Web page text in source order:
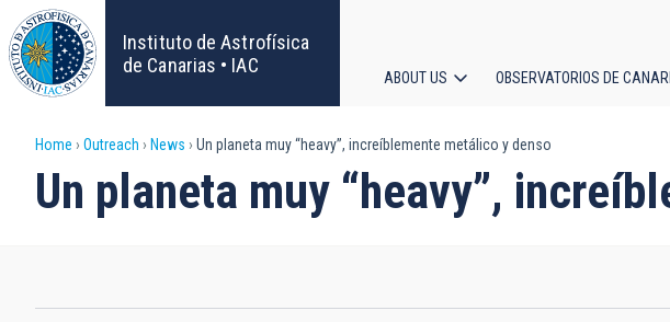
Skip
to
main
content
Instituto de Astrofísica
de Canarias • IAC
navigation
ABOUT US OBSERVATORIOS DE
Breadcrumb
Home Outreach News Un planeta muy “heavy”, increíblemente metálico y denso
Un planeta muy “heavy”,